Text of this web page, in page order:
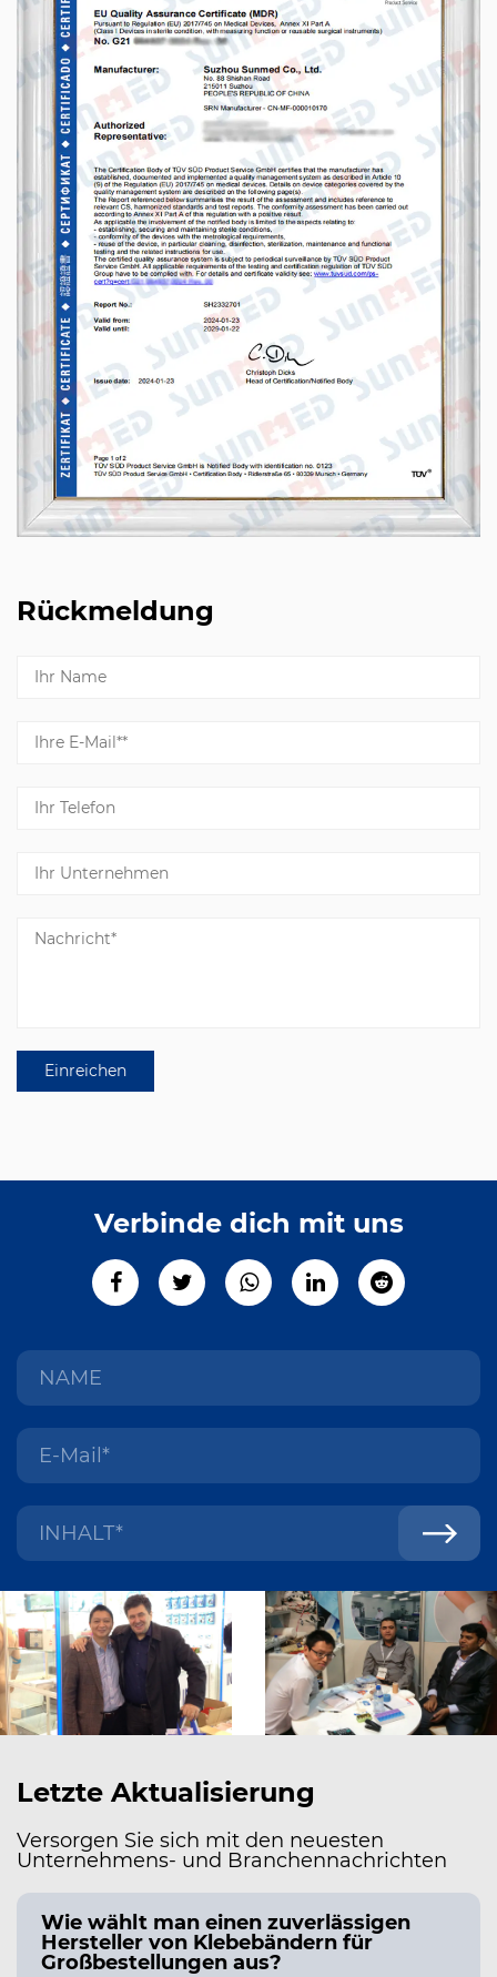
Rückmeldung
Verbinde dich mit uns
Letzte Aktualisierung
Versorgen Sie sich mit den neuesten
Unternehmens- und Branchennachrichten
Wie wählt man einen zuverlässigen
Hersteller von Klebebändern für
Großbestellungen aus?